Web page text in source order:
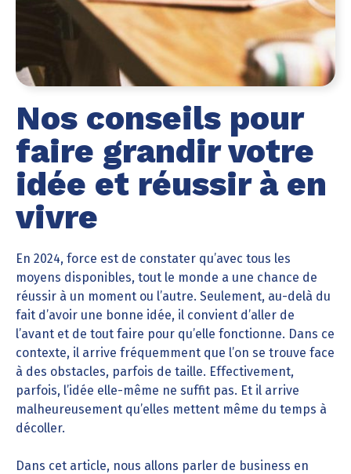
Nos conseils pour
faire grandir votre
idée et réussir à en
vivre
En 2024, force est de constater qu’avec tous les
moyens disponibles, tout le monde a une chance de
réussir à un moment ou l’autre. Seulement, au-delà du
fait d’avoir une bonne idée, il convient d’aller de
l’avant et de tout faire pour qu’elle fonctionne. Dans ce
contexte, il arrive fréquemment que l’on se trouve face
à des obstacles, parfois de taille. Effectivement,
parfois, l’idée elle-même ne suffit pas. Et il arrive
malheureusement qu’elles mettent même du temps à
décoller.
Dans cet article, nous allons parler de business en